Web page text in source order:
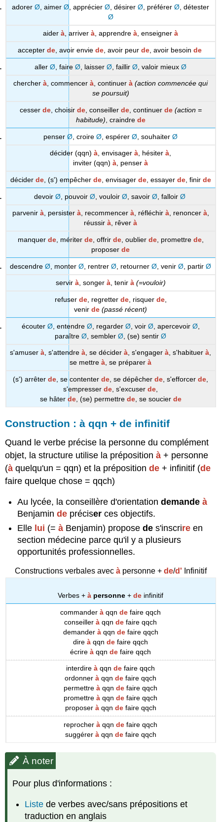
adorer Ø , aimer Ø , apprécier Ø , désirer Ø , préférer Ø , détester
Ø
aider à, arriver à, apprendre à, enseigner à
accepter de, avoir envie de, avoir peur de, avoir besoin de
aller Ø , faire Ø , laisser Ø , faillir Ø , valoir mieux Ø
chercher à, commencer à, continuer à (action commencée qui
se poursuit)
cesser de, choisir de, conseiller de, continuer de (action =
habitude) , craindre de
penser Ø , croire Ø , espérer Ø , souhaiter Ø
décider (qqn) à, envisager à, hésiter à,
inviter (qqn) à, penser à
décider de, (s') empêcher de, envisager de, essayer de, finir de
devoir Ø, pouvoir Ø, vouloir Ø, savoir Ø, falloir Ø
parvenir à, persister à, recommencer à, réfléchir à, renoncer à,
réussir à, rêver à
manquer de, mériter de, offrir de, oublier de, promettre de,
proposer de
descendre Ø , monter Ø , rentrer Ø , retourner Ø , venir Ø , partir Ø
servir à, songer à, tenir à (=vouloir)
refuser de, regretter de, risquer de,
venir de (passé récent)
écouter Ø, entendre Ø, regarder Ø, voir Ø, apercevoir Ø,
paraître Ø , sembler Ø , (se) sentir Ø
s'amuser à, s'attendre à, se décider à, s'engager à, s'habituer à,
se mettre à, se préparer à
(s') arrêter de , se contenter de , se dépêcher de , s'efforcer de
s'empresser de , s'excuser de
se hâter de, (se) permettre de, se soucier de
Construction : à qqn + de infinitif
Quand le verbe précise la personne du complément
objet, la structure utilise la prépositionà + personne
(à quelqu'un = qqn) et la prépositionde+ infinitif (de
faire quelque chose = qqch)
Au lycée, la conseillère d'orientationdemande à
Benjaminde préciser ces objectifs.
Elle lui (=à Benjamin) proposedes'inscrire en
section médecine parce qu'il y a plusieurs
opportunités professionnelles.
Constructions verbales avec àpersonne + de/d' Infinitif
Verbes + à personne + de infinitif
commander à qqn de faire qqch
conseiller à qqn de faire qqch
demander àqqn defaire qqch
dire à qqn de faire qqch
écrire à qqn de faire qqch
interdire à qqn de faire qqch
o​​​​rdonner à qqn de faire qqch
permettre à qqn de faire qqch
pr​​​​omettre à qqn de faire qqch
proposer àqqn defaire qqch
reprocher à qqn de faire qqch
suggérer àqqn defaire qqch
À noter
Pour plus d'informations :
Listede verbes avec/sans prépositions et
traduction en anglais